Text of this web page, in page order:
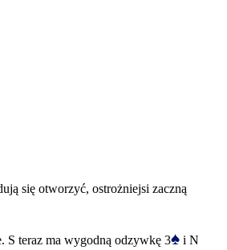
się otworzyć, ostrożniejsi zaczną
S teraz ma wygodną odzywkę 3♠ i N